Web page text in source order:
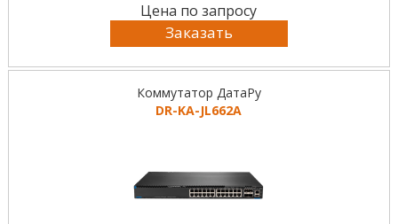
Цена по запросу
Заказать
Коммутатор ДатаРу
DR-KА-JL662A